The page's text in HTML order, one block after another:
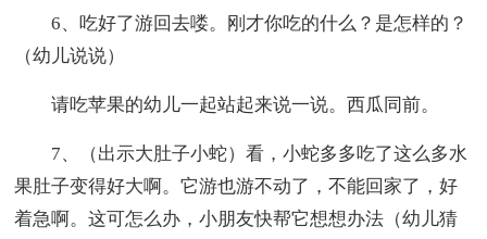
6、吃好了游回去喽。刚才你吃的什么？是怎样的？
（幼儿说说）
请吃苹果的幼儿一起站起来说一说。西瓜同前。
7、（出示大肚子小蛇）看，小蛇多多吃了这么多水
果肚子变得好大啊。它游也游不动了，不能回家了，好
着急啊。这可怎么办，小朋友快帮它想想办法（幼儿猜